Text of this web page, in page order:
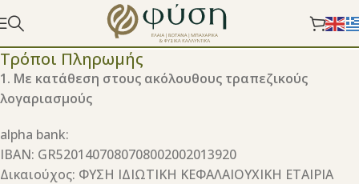
Τρόποι Πληρωμής
1. Με κατάθεση στους ακόλουθους τραπεζικούς
λογαριασμούς
alpha bank:
IBAN: GR5201407080708002002013920
Δικαιούχος: ΦΥΣΗ ΙΔΙΩΤΙΚΗ ΚΕΦΑΛΑΙΟΥΧΙΚΗ ΕΤΑΙΡΙΑ